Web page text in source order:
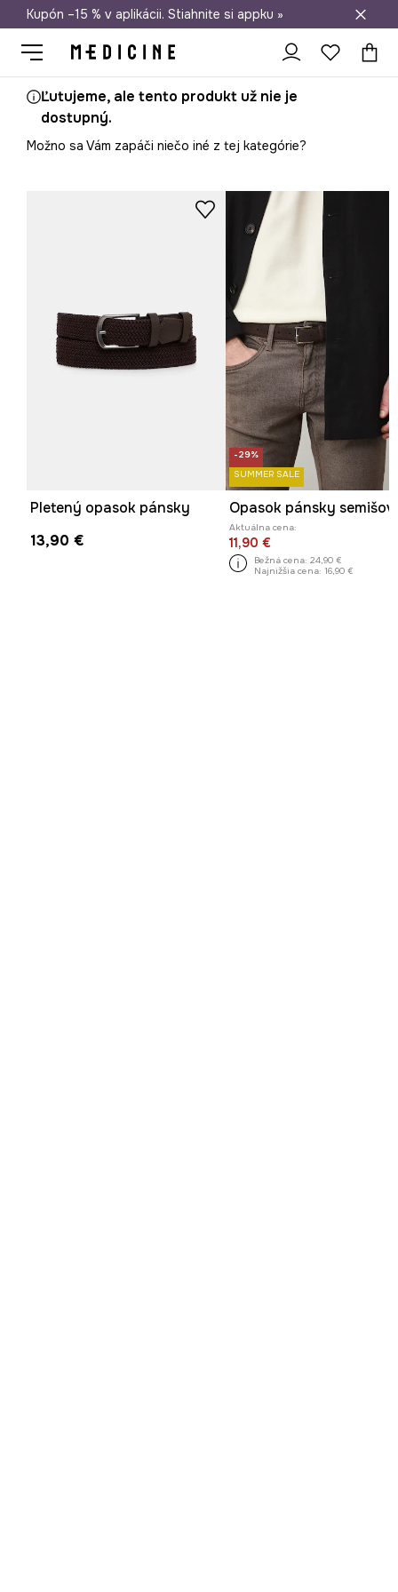
Doprava zadarmo od 50 €
Kupón –15 % v aplikácii. Stiahnite si appku »
Ľutujeme, ale tento produkt už nie je
dostupný.
Možno sa Vám zapáči niečo iné z tej kategórie?
Pletený opasok pánsky
13,90 €
-29%
SUMMER SALE
Opasok pánsky
Aktuálna cena:
11,90 €
Bežná cena: 24,90 €
Najnižšia cena: 16,90 €